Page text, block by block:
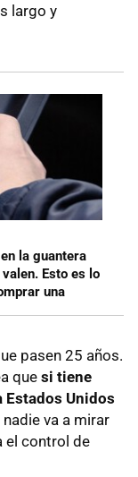
largo y
la guantera
Esto es lo
una
pasen 25 años.
que si tiene
Estados Unidos
nadie va a mirar
el control de